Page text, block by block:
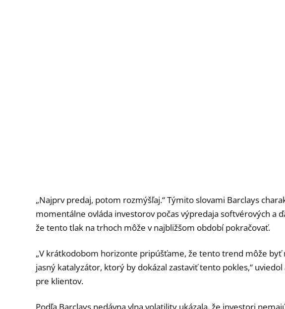
„Najprv predaj, potom rozmýšľaj.“ Týmito slovami Barclays
momentálne ovláda investorov počas výpredaja softvérových a
že tento tlak na trhoch môže v najbližšom období pokračovať.
„V krátkodobom horizonte pripúšťame, že tento trend môže
jasný katalyzátor, ktorý by dokázal zastaviť tento pokles,“
pre klientov.
Podľa Barclays nedávna vlna volatility ukázala, že investori